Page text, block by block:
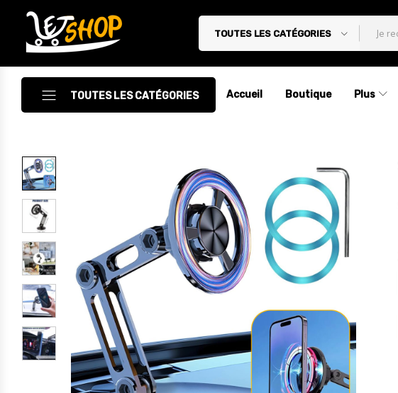
Letshop.dz
TOUTES LES CATÉGORIES
TOUTES LES CATÉGORIES
Accessoires
Accessoires Auto/Moto
Accessoires PC
Camping & Randonnée
Cuisine
Décoration
Electroménager
Électronique
Jouets
Maison
Accueil Boutique Plus